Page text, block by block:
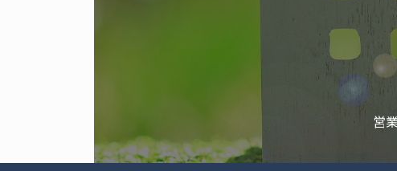
営